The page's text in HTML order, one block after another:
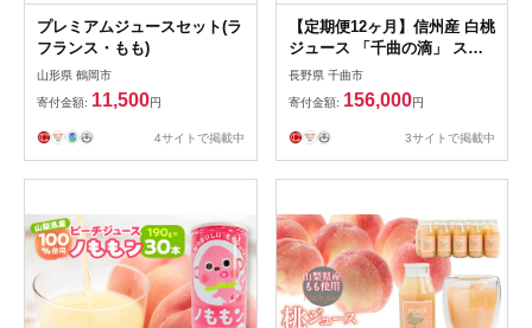
プレミアムジュースセット(ラ
フランス・もも)
山形県 鶴岡市
寄付金額: 11,500円
4サイトで掲載中
【定期便12ヶ月】信州産 白桃
ジュース 「千曲の滴」 スト
レート果汁100％ (1L×4本) |
桃ジュース 桃じゅーす もも
じゅーす モモジュース モモ
じゅーす 川中島白桃 桃 もも
果物 砂糖不使用 ストレート
ドリンク 瓶 人気 おすすめ お
取り寄せ ギフト プレゼント
贈答品 信州 長野 千曲市
長野県 千曲市
寄付金額: 156,000円
3サイトで掲載中